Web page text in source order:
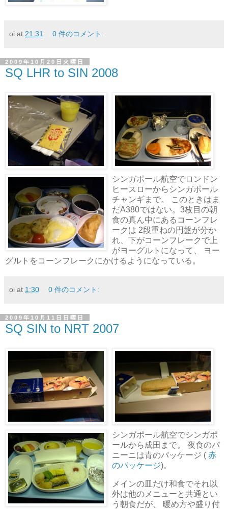
oi at 21:31 0 件のコメント:
2009年10月20日火曜日
SQ LHR to SIN 2008
シンガポール航空でロンドン
ヒースローからシンガポール
チャンギまで。 このときはま
だA380ではない。3枚目の朝
食の真ん中にあるコーンフレ
ークは 2段重ねの円盤が分か
れ、下がコーンフレークで上
がヨーグルトになって、 ヨー
グルトをコーンフレークにかけるようになっている。
oi at 1:30 0 件のコメント:
2009年10月11日日曜日
SQ SIN to NRT 2007
シンガポール航空でシンガポ
ールから成田まで。 夜食のパ
ニーニは青のパッケージ ( 赤
のパッケージ)。
メインの皿だけ和食でそれ以
外は他のメニューと共通とい
う朝食だが、 暖め方や盛り付